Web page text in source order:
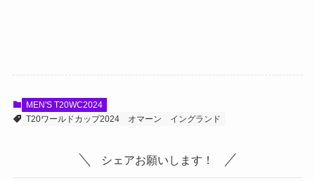
MEN'S T20WC2024
T20ワールドカップ2024
オマーン イングランド
シェアお願いします！